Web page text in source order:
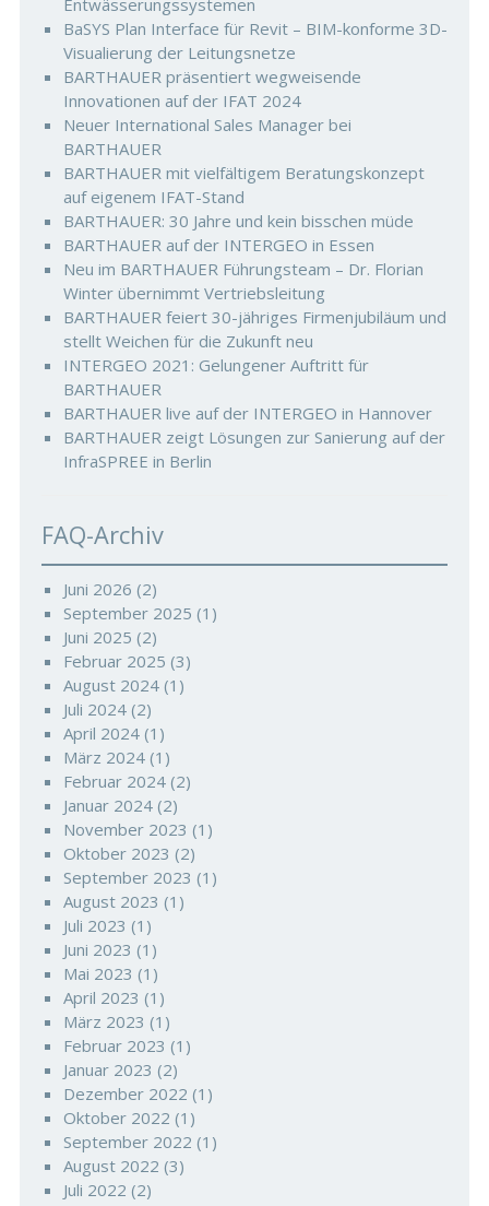
Entwässerungssystemen
BaSYS Plan Interface für Revit – BIM-konforme 3D-
Visualierung der Leitungsnetze
BARTHAUER präsentiert wegweisende
Innovationen auf der IFAT 2024
Neuer International Sales Manager bei
BARTHAUER
BARTHAUER mit vielfältigem Beratungskonzept
auf eigenem IFAT-Stand
BARTHAUER: 30 Jahre und kein bisschen müde
BARTHAUER auf der INTERGEO in Essen
Neu im BARTHAUER Führungsteam – Dr. Florian
Winter übernimmt Vertriebsleitung
BARTHAUER feiert 30-jähriges Firmenjubiläum und
stellt Weichen für die Zukunft neu
INTERGEO 2021: Gelungener Auftritt für
BARTHAUER
BARTHAUER live auf der INTERGEO in Hannover
BARTHAUER zeigt Lösungen zur Sanierung auf der
InfraSPREE in Berlin
FAQ-Archiv
Juni 2026 (2)
September 2025 (1)
Juni 2025 (2)
Februar 2025 (3)
August 2024(1)
Juli 2024(2)
April 2024(1)
März 2024(1)
Februar 2024(2)
Januar 2024(2)
November 2023 (1)
Oktober 2023 (2)
September 2023 (1)
August 2023 (1)
Juli 2023 (1)
Juni 2023 (1)
Mai 2023 (1)
April 2023 (1)
März 2023 (1)
Februar 2023 (1)
Januar 2023 (2)
Dezember 2022 (1)
Oktober 2022 (1)
September 2022 (1)
August 2022 (3)
Juli 2022 (2)